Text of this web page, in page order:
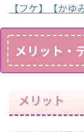
【フケ】【か
メリット・
メリット